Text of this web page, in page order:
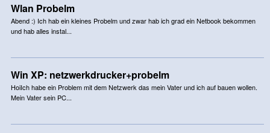
Wlan Probelm
Abend :) Ich hab ein kleines Probelm und zwar hab ich grad ein Netbook bekommen
und hab alles instal...
Win XP: netzwerkdrucker+probelm
HoiIch habe ein Problem mit dem Netzwerk das mein Vater und ich auf bauen wollen.
Mein Vater sein PC...